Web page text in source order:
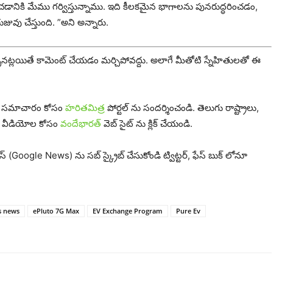
మేము గర్విస్తున్నాము. ఇది కీలకమైన భాగాలను పునరుద్ధరించడం,
చేస్తుంది. ”అని అన్నారు.
కామెంట్ చేయడం మర్చిపోవద్దు. అలాగే మీతోటి స్నేహితులతో ఈ
సమాచారం కోసం హరితమిత్ర పోర్టల్ ను సందర్శించండి. తెలుగు రాష్ట్రాలు,
వీడియోల కోసం వందేభారత్ వెబ్ సైట్ ను క్లిక్ చేయండి.
News) ను సబ్ స్క్రైబ్ చేసుకోండి ట్విట్టర్, ఫేస్ బుక్ లోనూ
news ePluto 7G Max EV Exchange Program
Pure Ev